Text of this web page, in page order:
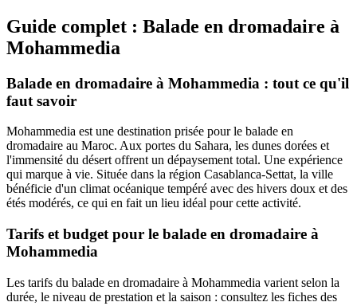
Guide complet : Balade en dromadaire à
Mohammedia
Balade en dromadaire à Mohammedia : tout ce qu'il
faut savoir
Mohammedia est une destination prisée pour le balade en
dromadaire au Maroc. Aux portes du Sahara, les dunes dorées et
l'immensité du désert offrent un dépaysement total. Une expérience
qui marque à vie. Située dans la région Casablanca-Settat, la ville
bénéficie d'un climat océanique tempéré avec des hivers doux et des
étés modérés, ce qui en fait un lieu idéal pour cette activité.
Tarifs et budget pour le balade en dromadaire à
Mohammedia
Les tarifs du balade en dromadaire à Mohammedia varient selon la
durée, le niveau de prestation et la saison : consultez les fiches des